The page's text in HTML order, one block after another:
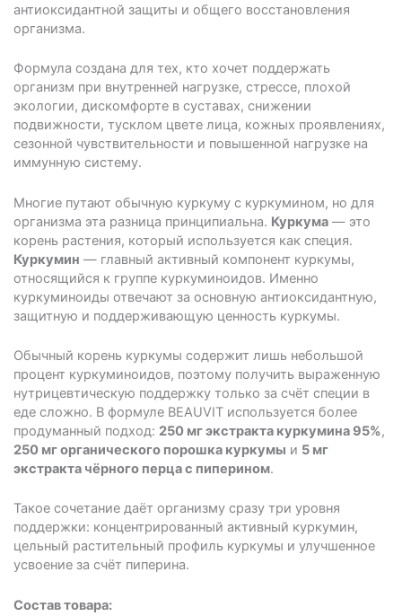
антиоксидантной защиты и общего восстановления
организма.
Формула создана для тех, кто хочет поддержать
организм при внутренней нагрузке, стрессе, плохой
экологии, дискомфорте в суставах, снижении
подвижности, тусклом цвете лица, кожных проявлениях,
сезонной чувствительности и повышенной нагрузке на
иммунную систему.
Многие путают обычную куркуму с куркумином, но для
организма эта разница принципиальна. Куркума— это
корень растения, который используется как специя.
Куркумин — главный активный компонент куркумы,
относящийся к группе куркуминоидов. Именно
куркуминоиды отвечают за основную антиоксидантную,
защитную и поддерживающую ценность куркумы.
Обычный корень куркумы содержит лишь небольшой
процент куркуминоидов, поэтому получить выраженную
нутрицевтическую поддержку только за счёт специи в
еде сложно. В формуле BEAUVIT используется более
продуманный подход: 250 мг экстракта куркумина 95%,
250 мг органического порошка куркумы и 5 мг
экстракта чёрного перца с пиперином.
Такое сочетание даёт организму сразу три уровня
поддержки: концентрированный активный куркумин,
цельный растительный профиль куркумы и улучшенное
усвоение за счёт пиперина.
Состав товара: